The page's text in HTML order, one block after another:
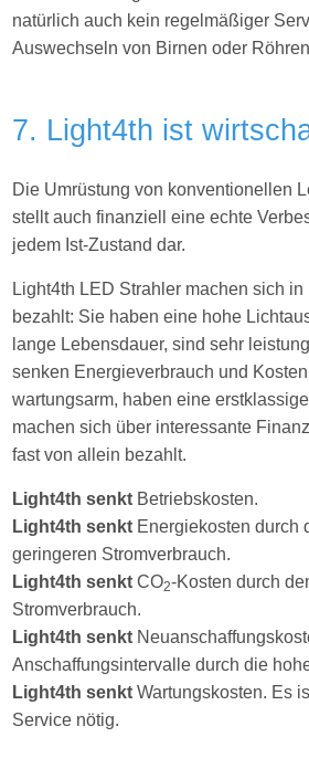
natürlich auch kein regelmäßiger
Auswechseln von Birnen oder
7. Light4th ist
Die Umrüstung von konventionellen
stellt auch finanziell eine echte
jedem Ist-Zustand dar.
Light4th LED Strahler machen sich
bezahlt: Sie haben eine hohe
lange Lebensdauer, sind sehr
senken Energieverbrauch und
wartungsarm, haben eine
machen sich über interessante
fast von allein bezahlt.
Light4th senkt Betriebskosten.
Light4th senkt Energiekosten durch
geringeren Stromverbrauch.
Light4th senkt CO2-Kosten durch
Stromverbrauch.
Light4th senkt
Anschaffungsintervalle durch die
Light4th senkt Wartungskosten. Es
Service nötig.